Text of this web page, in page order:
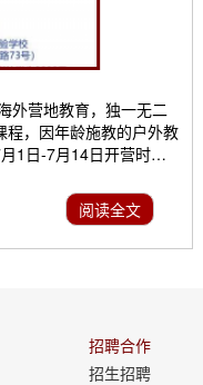
外营地教育，独一无二
程，因年龄施教的户外教
1日-7月14日开营时
心美国加州圣地亚哥湖
越国际学院（美国、英
阅读全文
招聘合作
招生招聘